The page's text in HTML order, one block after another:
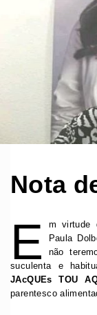
Nota
E
m virtude
Paula
não
suculenta e
JAcQUEs TOU
parentesco